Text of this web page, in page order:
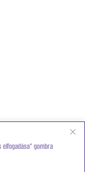
elfogadása” gombra